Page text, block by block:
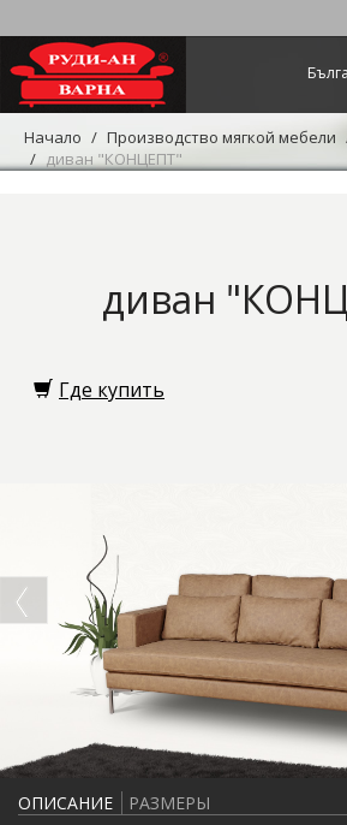
Начало Производство мягкой мебели
диван "КОНЦЕПТ"
диван
Где купить
ОПИСАНИЕ
РАЗМЕРЫ